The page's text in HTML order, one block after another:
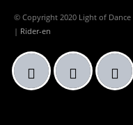
© Copyright 2020 Light of Dance
| Rider-en